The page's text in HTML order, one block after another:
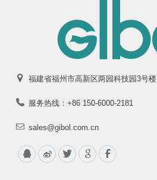
福建省福州市高新区两园科技园3号楼
服务热线：+86 150-6000-2181
sales@gibol.com.cn